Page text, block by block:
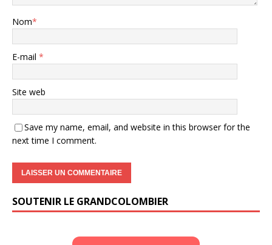
Nom*
E-mail *
Site web
Save my name, email, and website in this browser for the
next time I comment.
SOUTENIR LE GRANDCOLOMBIER